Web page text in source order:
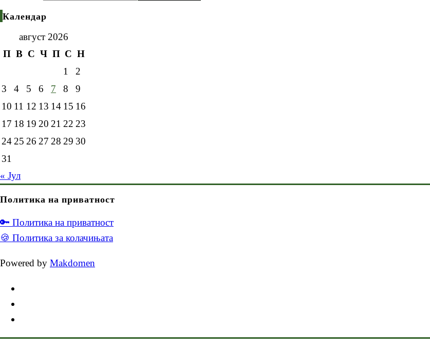
Календар
август 2026
П В С Ч П С Н
1
2
3
4 5 6 7 8
9
10 11 12 13 14 15 16
17 18 19 20 21 22 23
2425 26 27 28 29 30
31
« Јул
Политика на приватност
🔑 Политика на приватност
🍪 Политика за колачињата
Powered by Makdomen